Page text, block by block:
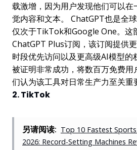
载激增，因为用户发现他们可以
觉内容和文本。 ChatGPT也是全
仅次于TikTok和Google One。这
ChatGPT Plus订阅，该订阅提供
时段优先访问以及更高级AI模型的
被证明非常成功，将数百万免费
们认为该工具对日常生产力至关重
2. TikTok
另请阅读: Top 10 Fastest
2026: Record-Setting Machines